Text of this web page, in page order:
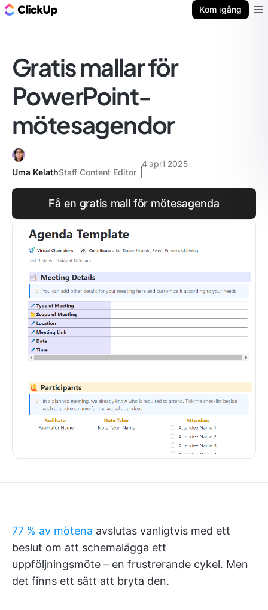
Kom igång
Gratis mallar för
PowerPoint-
mötesagendor
Uma KelathStaff Content Editor
4 april 2025
Få en gratis mall för mötesagenda
77 % av mötena avslutas vanligtvis med ett
beslut om att schemalägga ett
uppföljningsmöte – en frustrerande cykel. Men
det finns ett sätt att bryta den.